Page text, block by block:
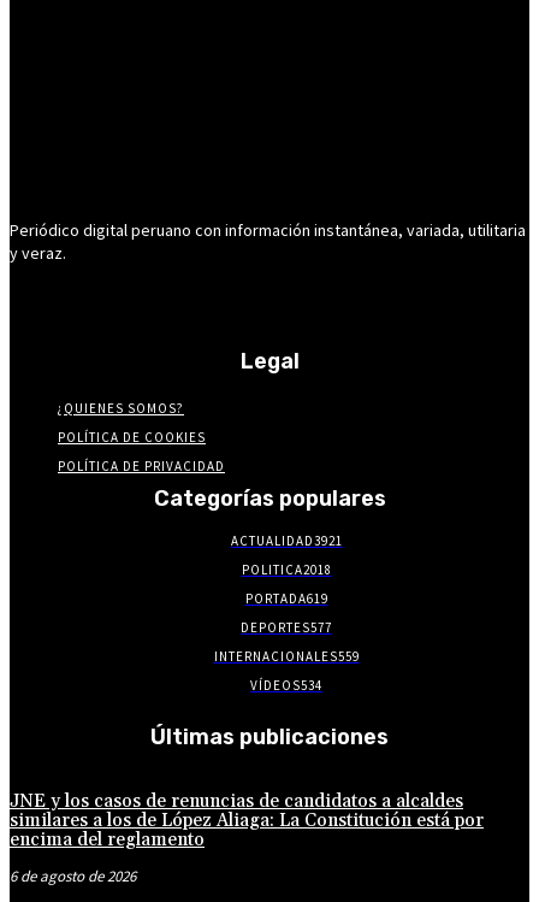
Periódico digital peruano con información instantánea, variada, utilitaria
y veraz.
Legal
¿QUIENES SOMOS?
POLÍTICA DE COOKIES
POLÍTICA DE PRIVACIDAD
Categorías populares
ACTUALIDAD3921
POLITICA2018
PORTADA619
DEPORTES577
INTERNACIONALES559
VÍDEOS534
Últimas publicaciones
JNE y los casos de renuncias de candidatos a alcaldes
similares a los de López Aliaga: La Constitución está por
encima del reglamento
6 de agosto de 2026